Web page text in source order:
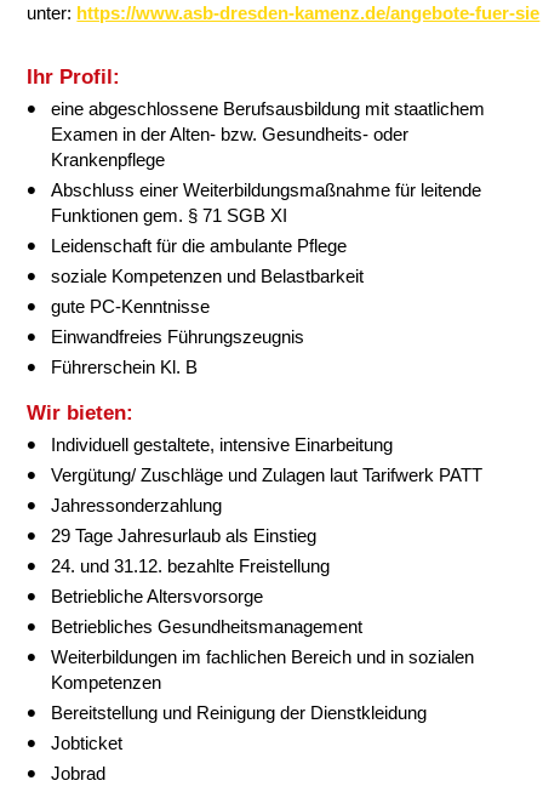
unter: https://www.asb-dresden-kamenz.de/angebote-fuer-sie
Ihr Profil:
eine abgeschlossene Berufsausbildung mit staatlichem
Examen in der Alten- bzw. Gesundheits- oder
Krankenpflege
Abschluss einer Weiterbildungsmaßnahme für leitende
Funktionen gem. § 71 SGB XI
Leidenschaft für die ambulante Pflege
soziale Kompetenzen und Belastbarkeit
gute PC-Kenntnisse
Einwandfreies Führungszeugnis
Führerschein Kl. B
Wir bieten:
Individuell gestaltete, intensive Einarbeitung
Vergütung/ Zuschläge und Zulagen laut Tarifwerk PATT
Jahressonderzahlung
29 Tage Jahresurlaub als Einstieg
24. und 31.12. bezahlte Freistellung
Betriebliche Altersvorsorge
Betriebliches Gesundheitsmanagement
Weiterbildungen im fachlichen Bereich und in sozialen
Kompetenzen
Bereitstellung und Reinigung der Dienstkleidung
Jobticket
Jobrad